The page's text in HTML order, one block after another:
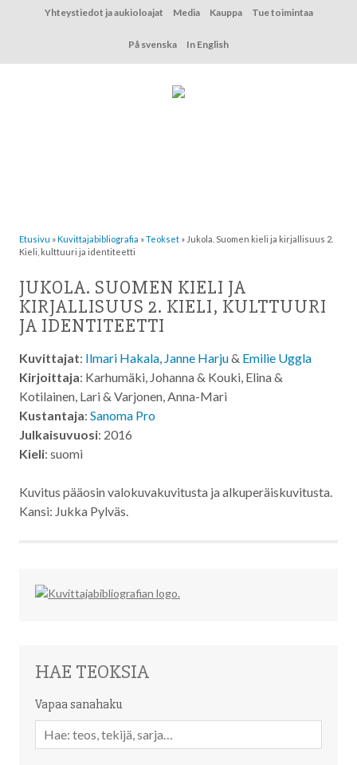
Yhteystiedot ja aukioloajat Media Kauppa Tue toimintaa
På svenska In English
Etusivu »Kuvittaja­bibliografia »Teokset » Jukola. Suomen kieli ja kirjallisuus 2.
Kieli, kulttuuri ja identiteetti
JUKOLA. SUOMEN KIELI JA
KIRJALLISUUS 2. KIELI, KULTTUURI
JA IDENTITEETTI
Kuvittajat: Ilmari Hakala, Janne Harju& Emilie Uggla
Kirjoittaja: Karhumäki, Johanna & Kouki, Elina &
Kotilainen, Lari & Varjonen, Anna-Mari
Kustantaja: Sanoma Pro
Julkaisuvuosi: 2016
Kieli: suomi
Kuvitus pääosin valokuvakuvitusta ja alkuperäiskuvitusta.
Kansi: Jukka Pylväs.
HAE TEOKSIA
Vapaa sanahaku
sanahaku